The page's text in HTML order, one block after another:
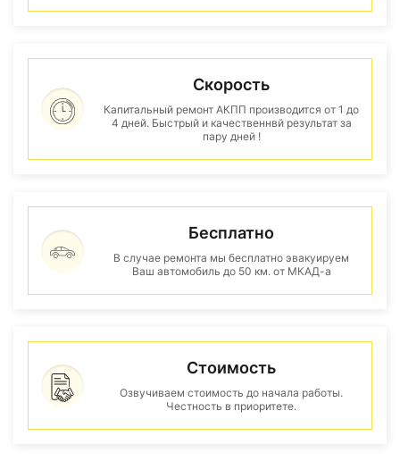
Скорость
Капитальный ремонт АКПП производится от 1 до
4 дней. Быстрый и качественнвй результат за
пару дней !
Бесплатно
В случае ремонта мы бесплатно эвакуируем
Ваш автомобиль до 50 км. от МКАД-а
Стоимость
Озвучиваем стоимость до начала работы.
Честность в приоритете.